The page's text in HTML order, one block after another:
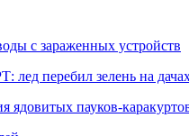
с зараженных устройств
лед перебил зелень на
ядовитых пауков-